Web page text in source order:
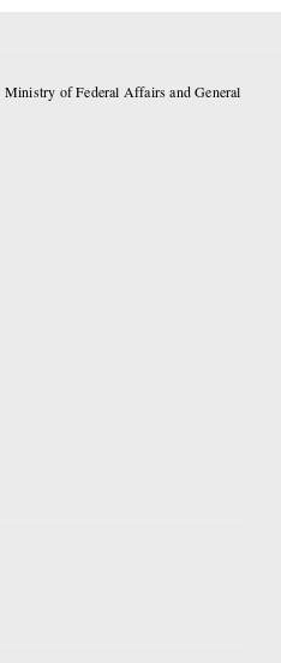
Ministry of Federal Affairs and General